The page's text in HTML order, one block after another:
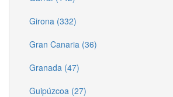
Girona (332)
Gran Canaria (36)
Granada (47)
Guipúzcoa (27)